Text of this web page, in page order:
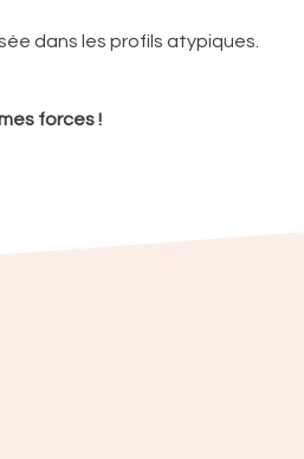
dans les profils atypiques.
forces !